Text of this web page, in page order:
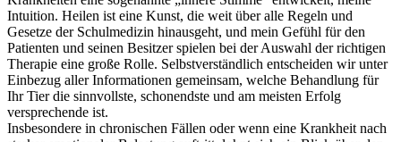
Intuition. Heilen ist eine Kunst, die weit über alle Regeln und
Gesetze der Schulmedizin hinausgeht, und mein Gefühl für den
Patienten und seinen Besitzer spielen bei der Auswahl der richtigen
Therapie eine große Rolle. Selbstverständlich entscheiden wir unter
Einbezug aller Informationen gemeinsam, welche Behandlung für
Ihr Tier die sinnvollste, schonendste und am meisten Erfolg
versprechende ist.
Insbesondere in chronischen Fällen oder wenn eine Krankheit nach